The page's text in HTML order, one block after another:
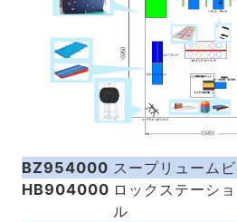
BZ954000 スープリューム
HB904000 ロックステーシ
ル